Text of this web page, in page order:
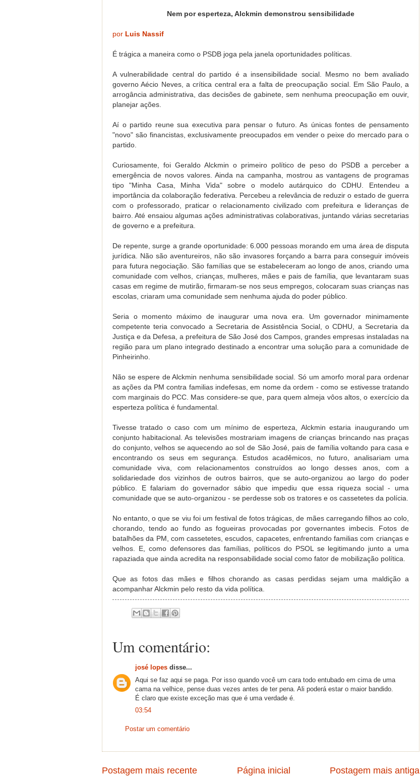
Nem por esperteza, Alckmin demonstrou sensibilidade
por Luis Nassif
É trágica a maneira como o PSDB joga pela janela oportunidades políticas.
A vulnerabilidade central do partido é a insensibilidade social. Mesmo no bem avaliado
governo Aécio Neves, a crítica central era a falta de preocupação social. Em São Paulo, a
arrogância administrativa, das decisões de gabinete, sem nenhuma preocupação em ouvir,
planejar ações.
Aí o partido reune sua executiva para pensar o futuro. As únicas fontes de pensamento
"novo" são financistas, exclusivamente preocupados em vender o peixe do mercado para o
partido.
Curiosamente, foi Geraldo Alckmin o primeiro político de peso do PSDB a perceber a
emergência de novos valores. Ainda na campanha, mostrou as vantagens de programas
tipo "Minha Casa, Minha Vida" sobre o modelo autárquico do CDHU. Entendeu a
importância da colaboração federativa. Percebeu a relevância de reduzir o estado de guerra
com o professorado, praticar o relacionamento civilizado com prefeitura e lideranças de
bairro. Até ensaiou algumas ações administrativas colaborativas, juntando várias secretarias
de governo e a prefeitura.
De repente, surge a grande oportunidade: 6.000 pessoas morando em uma área de disputa
jurídica. Não são aventureiros, não são invasores forçando a barra para conseguir imóveis
para futura negociação. São famílias que se estabeleceram ao longo de anos, criando uma
comunidade com velhos, crianças, mulheres, mães e pais de família, que levantaram suas
casas em regime de mutirão, firmaram-se nos seus empregos, colocaram suas crianças nas
escolas, criaram uma comunidade sem nenhuma ajuda do poder público.
Seria o momento máximo de inaugurar uma nova era. Um governador minimamente
competente teria convocado a Secretaria de Assistência Social, o CDHU, a Secretaria da
Justiça e da Defesa, a prefeitura de São José dos Campos, grandes empresas instaladas na
região para um plano integrado destinado a encontrar uma solução para a comunidade de
Pinheirinho.
Não se espere de Alckmin nenhuma sensibilidade social. Só um amorfo moral para ordenar
as ações da PM contra familias indefesas, em nome da ordem - como se estivesse tratando
com marginais do PCC. Mas considere-se que, para quem almeja vôos altos, o exercício da
esperteza política é fundamental.
Tivesse tratado o caso com um mínimo de esperteza, Alckmin estaria inaugurando um
conjunto habitacional. As televisões mostrariam imagens de crianças brincando nas praças
do conjunto, velhos se aquecendo ao sol de São José, pais de família voltando para casa e
encontrando os seus em segurança. Estudos acadêmicos, no futuro, analisariam uma
comunidade viva, com relacionamentos construídos ao longo desses anos, com a
solidariedade dos vizinhos de outros bairros, que se auto-organizou ao largo do poder
público. E falariam do governador sábio que impediu que essa riqueza social - uma
comunidade que se auto-organizou - se perdesse sob os tratores e os cassetetes da polícia.
No entanto, o que se viu foi um festival de fotos trágicas, de mães carregando filhos ao colo,
chorando, tendo ao fundo as fogueiras provocadas por governantes imbecis. Fotos de
batalhões da PM, com cassetetes, escudos, capacetes, enfrentando familias com crianças e
velhos. E, como defensores das famílias, políticos do PSOL se legitimando junto a uma
rapaziada que ainda acredita na responsabilidade social como fator de mobilização política.
Que as fotos das mães e filhos chorando as casas perdidas sejam uma maldição a
acompanhar Alckmin pelo resto da vida política.
Um comentário:
josé lopes disse...
Aqui se faz aqui se paga. Por isso quando você um cara todo entubado em cima de uma
cama na velhice, pense duas vezes antes de ter pena. Ali poderá estar o maior bandido.
É claro que existe exceção mas que é uma verdade é.
03:54
Postar um comentário
Postagem mais recente Postagem mais antiga
Página inicial